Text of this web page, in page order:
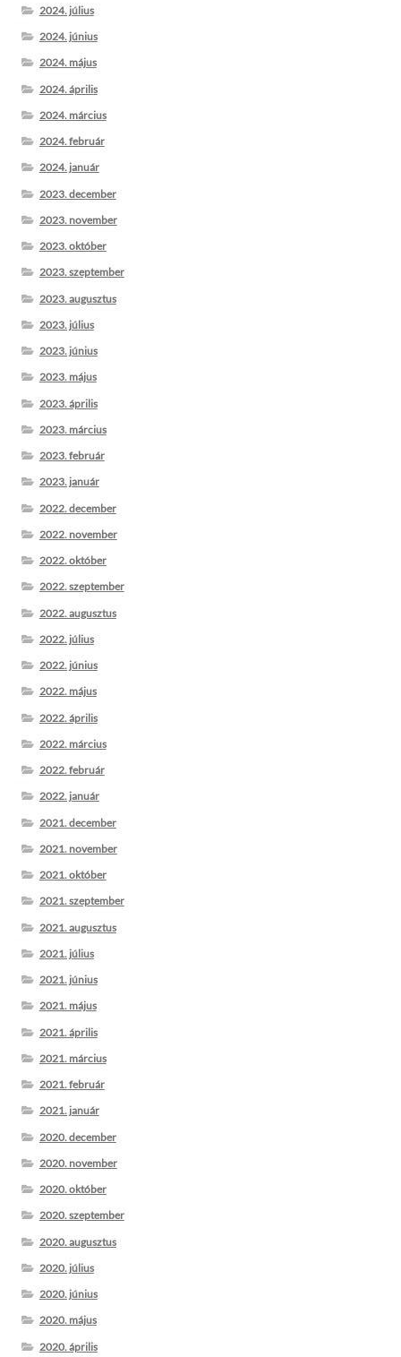
2024. július
2024. június
2024. május
2024. április
2024. március
2024. február
2024. január
2023. december
2023. november
2023. október
2023. szeptember
2023. augusztus
2023. július
2023. június
2023. május
2023. április
2023. március
2023. február
2023. január
2022. december
2022. november
2022. október
2022. szeptember
2022. augusztus
2022. július
2022. június
2022. május
2022. április
2022. március
2022. február
2022. január
2021. december
2021. november
2021. október
2021. szeptember
2021. augusztus
2021. július
2021. június
2021. május
2021. április
2021. március
2021. február
2021. január
2020. december
2020. november
2020. október
2020. szeptember
2020. augusztus
2020. július
2020. június
2020. május
2020. április